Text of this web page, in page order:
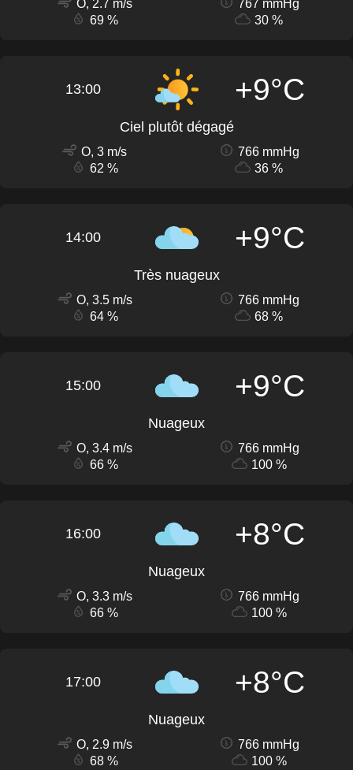
O, 2.7 m/s
767 mmHg
69 %
30 %
13:00 +9°C
Ciel plutôt dégagé
O, 3 m/s
766 mmHg
62 %
36 %
14:00 +9°C
Très nuageux
O, 3.5 m/s
766 mmHg
64 %
68 %
15:00 +9°C
Nuageux
O, 3.4 m/s
766 mmHg
66 %
100 %
16:00 +8°C
Nuageux
O, 3.3 m/s
766 mmHg
66 %
100 %
17:00 +8°C
Nuageux
O, 2.9 m/s
766 mmHg
68 %
100 %